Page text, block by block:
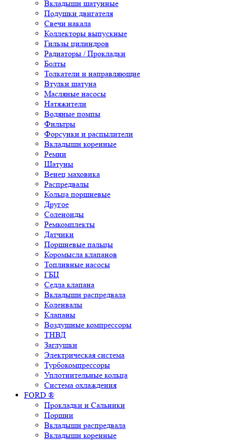
Вкладыши шатунные
Подушки двигателя
Свечи накала
Коллекторы выпускные
Гильзы цилиндров
Радиаторы / Прокладки
Болты
Толкатели и направляющие
Втулки шатуна
Масляные насосы
Натяжители
Водяные помпы
Фильтры
Форсунки и распылители
Вкладыши коренные
Ремни
Шатуны
Венец маховика
Распредвалы
Кольца поршневые
Другое
Соленоиды
Ремкомплекты
Датчики
Поршневые пальцы
Коромысла клапанов
Топливные насосы
ГБЦ
Седла клапана
Вкладыши распредвала
Коленвалы
Клапаны
Воздушные компрессоры
ТНВД
Заглушки
Электрическая система
Турбокомпрессоры
Уплотнительные кольца
Система охлаждения
FORD ®
Прокладки и Сальники
Поршни
Вкладыши распредвала
Вкладыши коренные